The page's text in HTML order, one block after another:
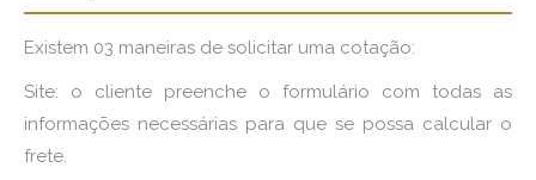
Existem 03 maneiras de solicitar uma cotação:
Site: o cliente preenche o formulário com todas as
informações necessárias para que se possa calcular o
frete.